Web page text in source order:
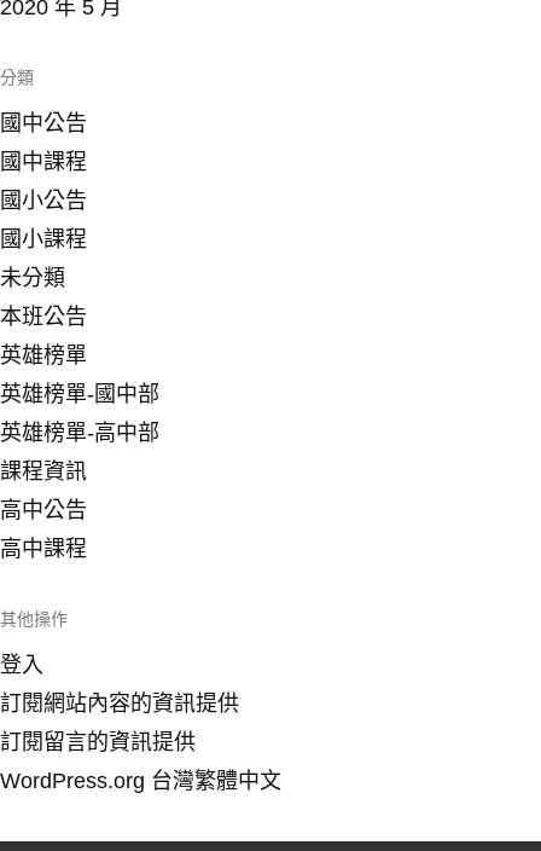
2020 年 5 月
分類
國中公告
國中課程
國小公告
國小課程
未分類
本班公告
英雄榜單
英雄榜單-國中部
英雄榜單-高中部
課程資訊
高中公告
高中課程
其他操作
登入
訂閱網站內容的資訊提供
訂閱留言的資訊提供
WordPress.org 台灣繁體中文